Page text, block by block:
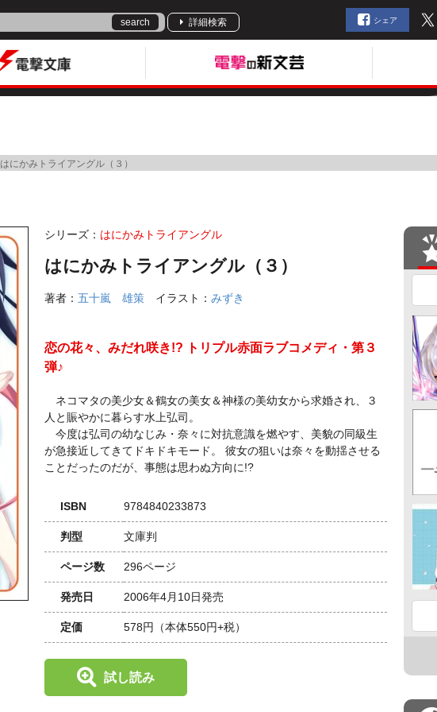
search 詳細検索 シェア
はにかみトライアングル（３）
シリーズ： はにかみトライアングル
はにかみトライアングル（３）
著者： 五十嵐 雄策 イラスト： みずき
恋の花々、みだれ咲き!? トリプル赤面ラブコメディ・第３
弾♪
ネコマタの美少女＆鶴女の美女＆神様の美幼女から求婚され、３
人と賑やかに暮らす水上弘司。
今度は弘司の幼なじみ・奈々に対抗意識を燃やす、美貌の同級生
が急接近してきてドキドキモード。 彼女の狙いは奈々を動揺させる
ことだったのだが、事態は思わぬ方向に!?
ISBN 9784840233873
判型 文庫判
ページ数 296ページ
発売日 2006年4月10日発売
定価 578円 （本体550円+税）
試し読み